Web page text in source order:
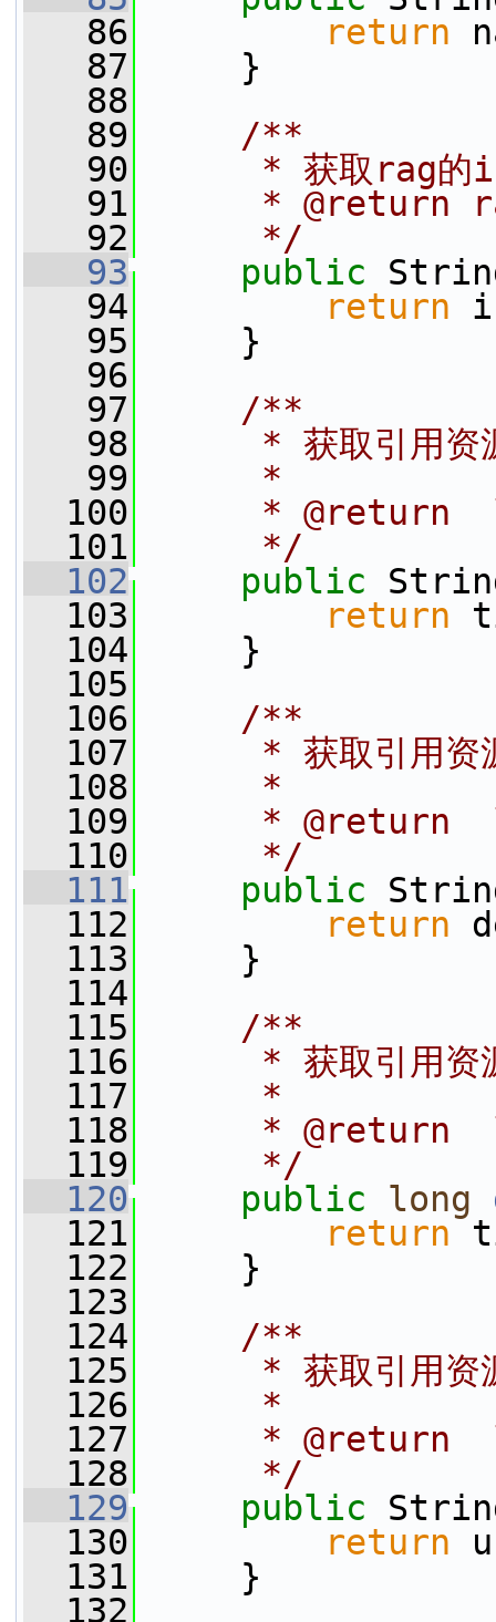
   86
return
   87
}
   88
   89
    /**
   90
* 获取rag的
   91
* @return
   92
     */
   93
public
   94
return
   95
}
   96
   97
    /**
   98
* 获取引用资
   99
     *
  100
* @return
  101
     */
  102
public
  103
return
  104
}
  105
  106
    /**
  107
* 获取引用资
  108
     *
  109
* @return
  110
     */
  111
public
  112
return
  113
}
  114
  115
    /**
  116
* 获取引用资
  117
     *
  118
* @return
  119
     */
  120
public long
  121
return
  122
}
  123
  124
    /**
  125
* 获取引用资
  126
     *
  127
* @return
  128
     */
  129
public
  130
return
  131
}
  132